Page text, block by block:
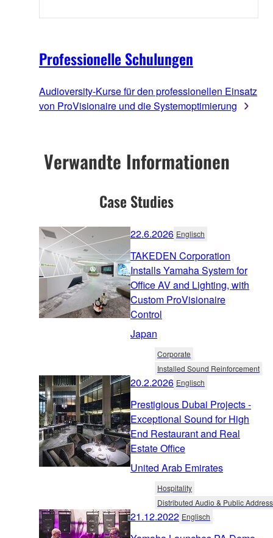
Professionelle Schulungen
Audioversity-Kurse für den professionellen Einsatz
von ProVisionaire und die Systemoptimierung
Verwandte Informationen
Case Studies
22.6.2026 Englisch
TAKEDEN Corporation
Installs Yamaha System for
Office AV and Lighting, with
Custom ProVisionaire
Control
Japan
Corporate
Installed Sound Reinforcement
20.2.2026 Englisch
Prestigious Dubai Projects -
Exceptional Sound for High
End Restaurant and Real
Estate Office
United Arab Emirates
Hospitality
Distributed Audio & Public Address
21.12.2022 Englisch